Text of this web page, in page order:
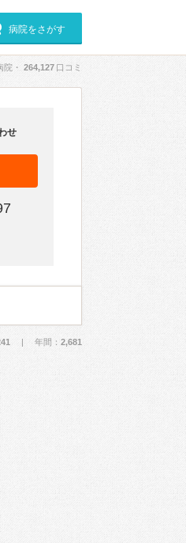
病院をさがす
院・ 264,127 口コミ
せ
| 年間： 2,681